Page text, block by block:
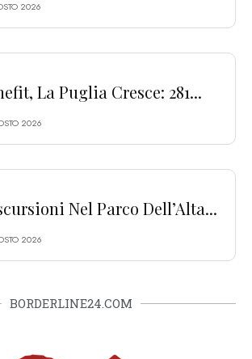
2026
La Puglia Cresce: 281...
2026
Nel Parco Dell’Alta...
2026
BORDERLINE24.COM